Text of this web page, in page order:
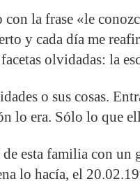
con la frase «le
y cada día me
olvidadas: la
o sus cosas.
lo era. Sólo lo que
esta familia con un
lo hacía, el